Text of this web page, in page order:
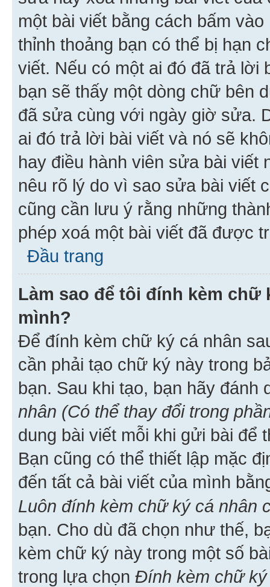
một bài viết bằng cách bấm
thỉnh thoảng bạn có thể bị hạn
viết. Nếu có một ai đó đã trả lời
bạn sẽ thấy một dòng chữ bên
đã sửa cùng với ngày giờ sửa.
ai đó trả lời bài viết và nó sẽ
hay điều hành viên sửa bài viết
nêu rõ lý do vì sao sửa bài viết
cũng cần lưu ý rằng những
phép xoá một bài viết đã được
Đầu trang
Làm sao để tôi đính kèm chữ
mình?
Để đính kèm chữ ký cá nhân
cần phải tạo chữ ký này trong
bạn. Sau khi tạo, bạn hãy
nhân (Có thể thay đổi trong
dung bài viết mỗi khi gửi bài để
Bạn cũng có thể thiết lập mặc
đến tất cả bài viết của mình
Luôn đính kèm chữ ký cá nhân
bạn. Cho dù đã chọn như thế,
kèm chữ ký này trong một số
trong lựa chọn Đính kèm chữ